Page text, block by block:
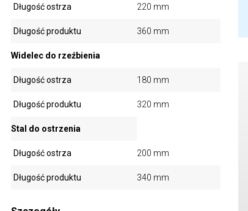
Długość ostrza 220 mm
Długość produktu 360 mm
Widelec do rzeźbienia
Długość ostrza 180 mm
Długość produktu 320 mm
Stal do ostrzenia
Długość ostrza 200 mm
Długość produktu 340 mm